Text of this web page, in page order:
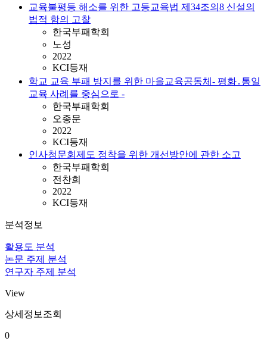
교육불평등 해소를 위한 고등교육법 제34조의8 신설의
법적 함의 고찰
한국부패학회
노성
2022
KCI등재
학교 교육 부패 방지를 위한 마을교육공동체- 평화․통일
교육 사례를 중심으로 -
한국부패학회
오종문
2022
KCI등재
인사청문회제도 정착을 위한 개선방안에 관한 소고
한국부패학회
전찬희
2022
KCI등재
분석정보
활용도 분석
논문 주제 분석
연구자 주제 분석
View
상세정보조회
0